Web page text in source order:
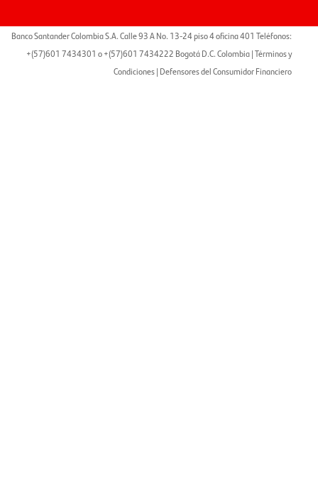
Banco Santander Colombia S.A. Calle 93 A No. 13-24 piso 4 oficina 401 Teléfonos:
+(57)601 7434301 o +(57)601 7434222 Bogotá D.C. Colombia |Términos y
Condiciones| Defensores del Consumidor Financiero